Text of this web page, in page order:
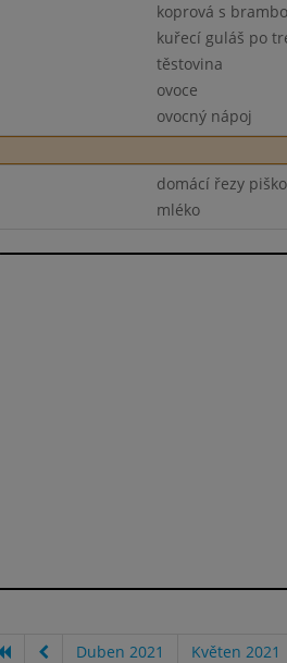
koprová s
kuřecí guláš po
těstovina
ovoce
ovocný nápoj
domácí řezy
mléko
Duben 2021 Květen 2021